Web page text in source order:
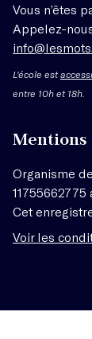
Vous n’êtes
Appelez-
L'école est
entre 10h et 18h.
Mentions
Organisme
Cet
Voir les